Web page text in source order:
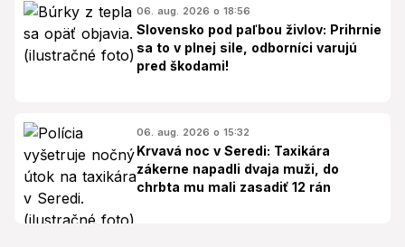
06. aug. 2026 o 18:56
Slovensko pod paľbou živlov: Prihrnie
sa to v plnej sile, odborníci varujú
pred škodami!
06. aug. 2026 o 15:32
Krvavá noc v Seredi: Taxikára
zákerne napadli dvaja muži, do
chrbta mu mali zasadiť 12 rán